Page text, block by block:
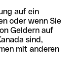
auf ein
oder wenn Sie
Geldern auf
sind,
mit anderen